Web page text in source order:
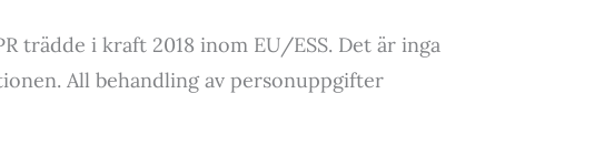
trädde i kraft 2018 inom EU/ESS. Det är inga
All behandling av personuppgifter